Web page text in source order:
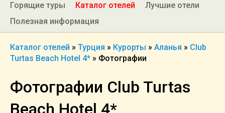
Горящие туры Каталог отелей
Лучшие отели
Полезная информация
Каталог отелей » Турция » Курорты » Аланья » Club
Turtas Beach Hotel 4* » Фотографии
Фотографии Club Turtas
Beach Hotel 4*